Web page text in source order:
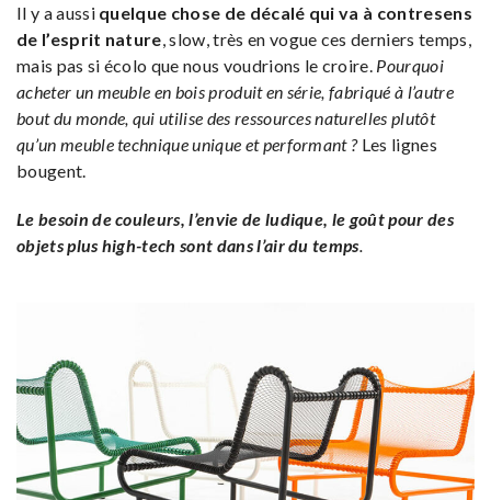
Il y a aussi quelque chose de décalé qui va à contresens
de l’esprit nature, slow, très en vogue ces derniers temps,
mais pas si écolo que nous voudrions le croire. Pourquoi
acheter un meuble en bois produit en série, fabriqué à l’autre
bout du monde, qui utilise des ressources naturelles plutôt
qu’un meuble technique unique et performant ?Les lignes
bougent.
Le besoin de couleurs, l’envie de ludique, le goût pour des
objets plus high-tech sont dans l’air du temps.